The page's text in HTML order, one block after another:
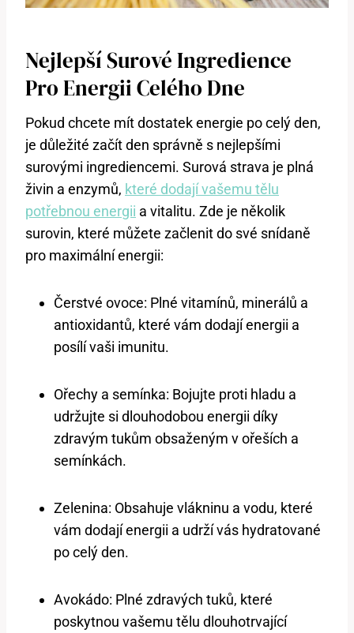
Nejlepší Surové Ingredience
Pro Energii Celého Dne
Pokud chcete mít dostatek energie po celý den,
je důležité začít den správně s nejlepšími
surovými ingrediencemi. Surová strava je plná
živin a enzymů, které dodají vašemu tělu
potřebnou energii a vitalitu. Zde je několik
surovin, které můžete začlenit do své snídaně
pro maximální energii:
Čerstvé ovoce: Plné vitamínů, minerálů a
antioxidantů, které vám dodají energii a
posílí vaši imunitu.
Ořechy a semínka: Bojujte proti hladu a
udržujte si dlouhodobou energii díky
zdravým tukům obsaženým v ořeších a
semínkách.
Zelenina: Obsahuje vlákninu a vodu, které
vám dodají energii a udrží vás hydratované
po celý den.
Avokádo: Plné zdravých tuků, které
poskytnou vašemu tělu dlouhotrvající